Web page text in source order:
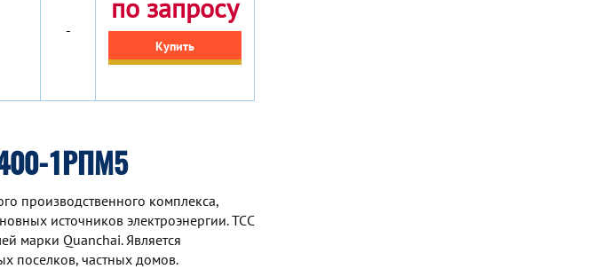
-
по запросу
Купить
1РПМ5
производственного комплекса,
источников электроэнергии. TCC
марки Quanchai. Является
поселков, частных домов.